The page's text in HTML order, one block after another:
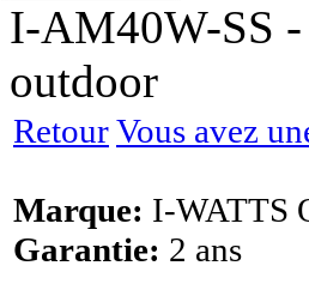
I-AM40W-SS
outdoor
RetourVous avez
Marque: I-WATTS
Garantie: 2 ans